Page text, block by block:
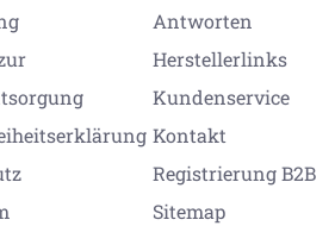
Antworten
Herstellerlinks
Kundenservice
Kontakt
Registrierung B2B
Sitemap